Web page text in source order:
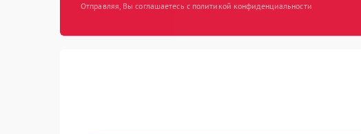
Отправляя, Вы соглашаетесь с политикой конфиденциальности